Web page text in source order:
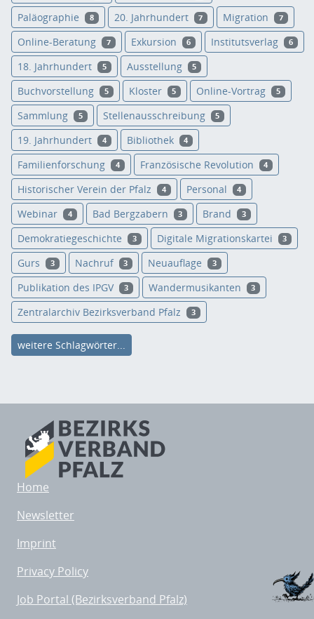
Paläographie 8 20. Jahrhundert 7 Migration 7
Online-Beratung 7 Exkursion 6 Institutsverlag 6
18. Jahrhundert 5 Ausstellung 5
Buchvorstellung 5 Kloster 5 Online-Vortrag 5
Sammlung 5 Stellenausschreibung 5
19. Jahrhundert 4 Bibliothek 4
Familienforschung 4 Französische Revolution 4
Historischer Verein der Pfalz 4 Personal 4
Webinar 4 Bad Bergzabern 3 Brand 3
Demokratiegeschichte 3 Digitale Migrationskartei 3
Gurs 3 Nachruf 3 Neuauflage 3
Publikation des IPGV 3 Wandermusikanten 3
Zentralarchiv Bezirksverband Pfalz 3
weitere Schlagwörter...
Home
Newsletter
Imprint
Privacy Policy
Job Portal (Bezirksverband Pfalz)